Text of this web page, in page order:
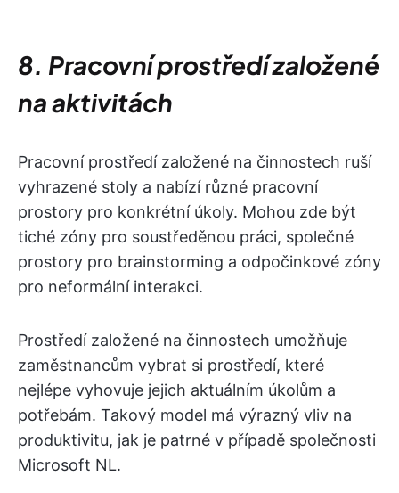
8. Pracovní prostředí založené
na aktivitách
Pracovní prostředí založené na činnostech ruší
vyhrazené stoly a nabízí různé pracovní
prostory pro konkrétní úkoly. Mohou zde být
tiché zóny pro soustředěnou práci, společné
prostory pro brainstorming a odpočinkové zóny
pro neformální interakci.
Prostředí založené na činnostech umožňuje
zaměstnancům vybrat si prostředí, které
nejlépe vyhovuje jejich aktuálním úkolům a
potřebám. Takový model má výrazný vliv na
produktivitu, jak je patrné v případě společnosti
Microsoft NL.